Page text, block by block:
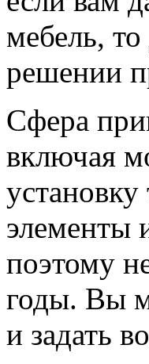
мебель,
решении
Сфера
включая
элементы
поэтому
годы. Вы
и задать